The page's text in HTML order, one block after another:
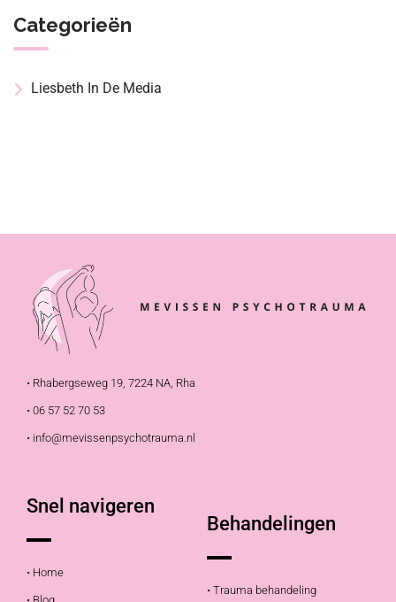
Categorieën
Liesbeth In De Media
• Rhabergseweg 19, 7224 NA, Rha
• 06 57 52 70 53
• info@mevissenpsychotrauma.nl
Snel navigeren
• Home
Behandelingen
• Trauma behandeling